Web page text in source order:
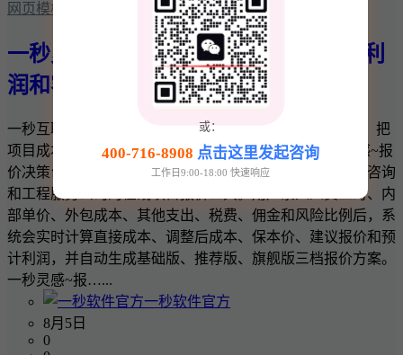
网页模板
一秒灵感~报价决策台：把项目成本、利
润和客户报价放进同一套决策逻辑
一秒互联 · 一秒灵感实用商业工具 一秒灵感~报价决策台：把
项目成本、利润和客户报价放进同一套决策逻辑 一秒灵感~报
价决策台是一款面向网站建设、软件开发、设计、广告、咨询
和工程服务公司的在线项目报价工具。用户录入人员工时、内
部单价、外包成本、其他支出、税费、佣金和风险比例后，系
统会实时计算直接成本、调整后成本、保本价、建议报价和预
计利润，并自动生成基础版、推荐版、旗舰版三档报价方案。
一秒灵感~报…...
一秒软件官方
8月5日
0
或：
400-716-8908 点击这里发起咨询
工作日9:00-18:00 快速响应